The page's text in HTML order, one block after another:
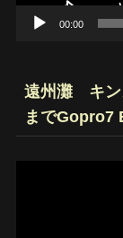
00:00
遠州灘 キン
までGopro7